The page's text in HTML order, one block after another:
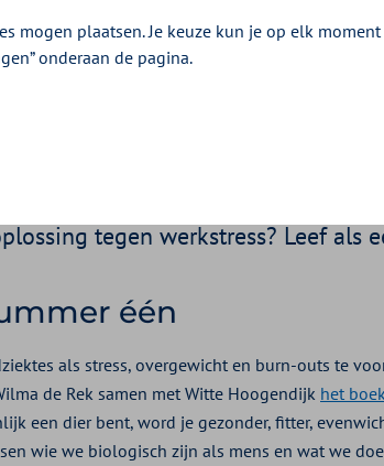
geen kans
Veel medewerkers hebben
betekent dan ook meer welzijn en
tegen werkstress? Leef als
één
als stress, overgewicht en burn-outs te
de Rek samen met Witte Hoogendijk het
een dier bent, word je gezonder, fitter,
wie we biologisch zijn als mens en wat we
mogen plaatsen. Je keuze kun je op elk
onderaan de pagina.